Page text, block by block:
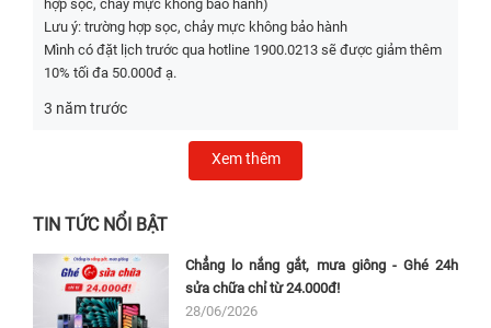
Khi nào cần phải thay màn iPhone 6s?
Màn hình là một bộ phận không thể thiếu của chiếc điện thoại và thay
mới là phương án cuối cùng và dưới đây Bệnh Viện Điện Thoại,
Laptop 24h sẽ liệt kê một số dấu hiệu bắt buộc bạn phải thay mới
màn hình cho iPhone 6s:
hợp sọc, chảy mực không bảo hành)
Lưu ý: trường hợp sọc, chảy mực không bảo hành
Mình có đặt lịch trước qua hotline 1900.0213 sẽ được giảm thêm
10% tối đa 50.000đ ạ.
3 năm trước
Xem thêm
TIN TỨC NỔI BẬT
Chẳng lo nắng gắt, mưa giông - Ghé 24h
sửa chữa chỉ từ 24.000đ!
28/06/2026